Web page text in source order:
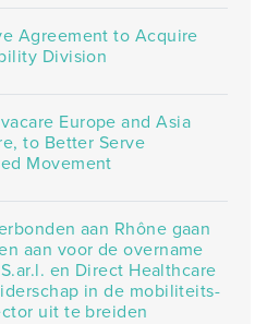
Agreement to Acquire
Division
Europe and Asia
to Better Serve
Movement
aan Rhône gaan
aan voor de overname
en Direct Healthcare
in de mobiliteits-
uit te breiden